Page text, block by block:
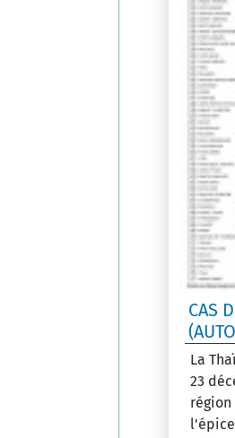
CAS
La
23
région